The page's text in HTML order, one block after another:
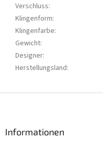
Verschluss:
Klingenform:
Klingenfarbe:
Gewicht:
Designer:
Herstellungsland:
Informationen